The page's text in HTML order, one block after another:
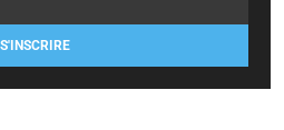
S'INSCRIRE